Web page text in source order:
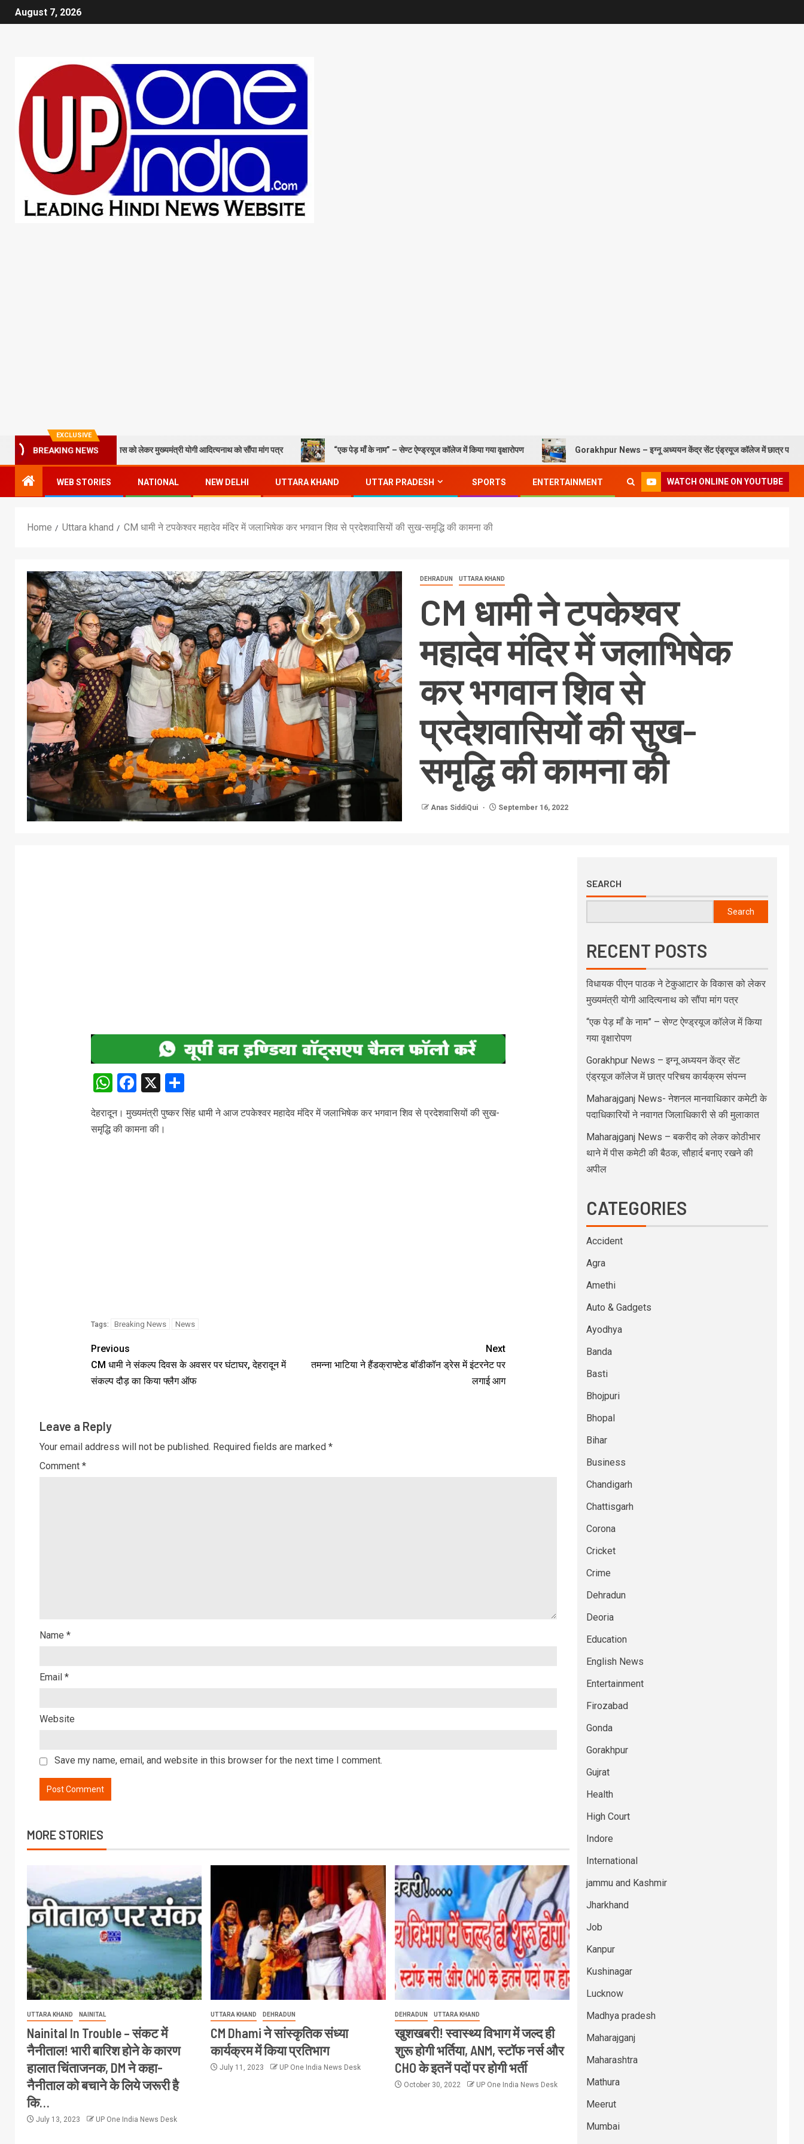
August 7, 2026
EXCLUSIVE
BREAKING NEWS
पाठक ने टेकुआटार के विकास को लेकर मुख्यमंत्री योगी आदित्यनाथ को सौंपा मांग पत्र “एक पेड़ माँ के नाम” – सेण्ट ऐण्ड्रयूज कॉलेज में किया गया वृक्षारोपण Gorakhpur News – इग्नू अध्ययन केंद्र सेंट एंड्रयूज कॉलेज में छात्र परिचय कार्यक्रम
WEB STORIES NATIONAL NEW DELHI UTTARA KHAND UTTAR PRADESH SPORTS ENTERTAINMENT WATCH ONLINE ON YOUTUBE
Home Uttara khand CM धामी ने टपकेश्वर महादेव मंदिर में जलाभिषेक कर भगवान शिव से प्रदेशवासियों की सुख-समृद्धि की कामना की
DEHRADUN UTTARA KHAND
CM धामी ने टपकेश्वर
महादेव मंदिर में जलाभिषेक
कर भगवान शिव से
प्रदेशवासियों की सुख-
समृद्धि की कामना की
Anas SiddiQui September 16, 2022
WhatsApp
Facebook
X
देहरादून। मुख्यमंत्री पुष्कर सिंह धामी ने आज टपकेश्वर महादेव मंदिर में जलाभिषेक कर भगवान शिव से प्रदेशवासियों की सुख-
समृद्धि की कामना की।
Tags: Breaking News News
Previous
CM धामी ने संकल्प दिवस के अवसर पर घंटाघर, देहरादून में
संकल्प दौड़ का किया फ्लैग ऑफ
Next
तमन्ना भाटिया ने हैंडक्राफ्टेड बॉडीकॉन ड्रेस में इंटरनेट पर
लगाई आग
Leave a Reply
Your email address will not be published. Required fields are marked *
Comment *
Name *
Email *
Website
Save my name, email, and website in this browser for the next time I comment.
MORE STORIES
UTTARA KHAND NAINITAL
Nainital In Trouble – संकट में
नैनीताल! भारी बारिश होने के कारण
हालात चिंताजनक, DM ने कहा-
नैनीताल को बचाने के लिये जरूरी है
कि…
July 13, 2023 UP One India News Desk
UTTARA KHAND DEHRADUN
CM Dhami ने सांस्कृतिक संध्या
कार्यक्रम में किया प्रतिभाग
July 11, 2023 UP One India News Desk
DEHRADUN UTTARA KHAND
खुशखबरी! स्वास्थ्य विभाग में जल्द ही
शुरू होगी भर्तिया, ANM, स्टॉफ नर्स और
CHO के इतनें पदों पर होगी भर्ती
October 30, 2022 UP One India News Desk
SEARCH
Search
RECENT POSTS
विधायक पीएन पाठक ने टेकुआटार के विकास को लेकर
मुख्यमंत्री योगी आदित्यनाथ को सौंपा मांग पत्र
“एक पेड़ माँ के नाम” – सेण्ट ऐण्ड्रयूज कॉलेज में किया
गया वृक्षारोपण
Gorakhpur News – इग्नू अध्ययन केंद्र सेंट
एंड्रयूज कॉलेज में छात्र परिचय कार्यक्रम संपन्न
Maharajganj News- नेशनल मानवाधिकार कमेटी के
पदाधिकारियों ने नवागत जिलाधिकारी से की मुलाकात
Maharajganj News – बकरीद को लेकर कोठीभार
थाने में पीस कमेटी की बैठक, सौहार्द बनाए रखने की
अपील
CATEGORIES
Accident
Agra
Amethi
Auto & Gadgets
Ayodhya
Banda
Basti
Bhojpuri
Bhopal
Bihar
Business
Chandigarh
Chattisgarh
Corona
Cricket
Crime
Dehradun
Deoria
Education
English News
Entertainment
Firozabad
Gonda
Gorakhpur
Gujrat
Health
High Court
Indore
International
jammu and Kashmir
Jharkhand
Job
Kanpur
Kushinagar
Lucknow
Madhya pradesh
Maharajganj
Maharashtra
Mathura
Meerut
Mumbai